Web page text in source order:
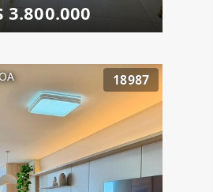
3.800.000
18987